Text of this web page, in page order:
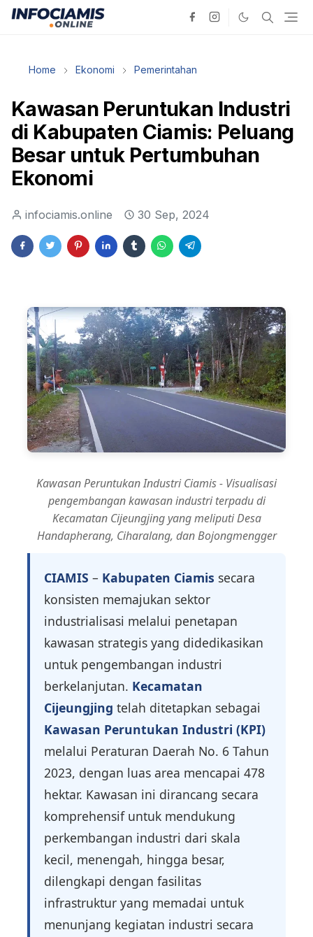
Home Ekonomi Pemerintahan
Kawasan Peruntukan Industri
di Kabupaten Ciamis: Peluang
Besar untuk Pertumbuhan
Ekonomi
infociamis.online 30 Sep, 2024
Kawasan Peruntukan Industri Ciamis - Visualisasi
pengembangan kawasan industri terpadu di
Kecamatan Cijeungjing yang meliputi Desa
Handapherang, Ciharalang, dan Bojongmengger
CIAMIS – Kabupaten Ciamis secara
konsisten memajukan sektor
industrialisasi melalui penetapan
kawasan strategis yang didedikasikan
untuk pengembangan industri
berkelanjutan. Kecamatan
Cijeungjing telah ditetapkan sebagai
Kawasan Peruntukan Industri (KPI)
melalui Peraturan Daerah No. 6 Tahun
2023, dengan luas area mencapai 478
hektar. Kawasan ini dirancang secara
komprehensif untuk mendukung
perkembangan industri dari skala
kecil, menengah, hingga besar,
dilengkapi dengan fasilitas
infrastruktur yang memadai untuk
menunjang kegiatan industri secara